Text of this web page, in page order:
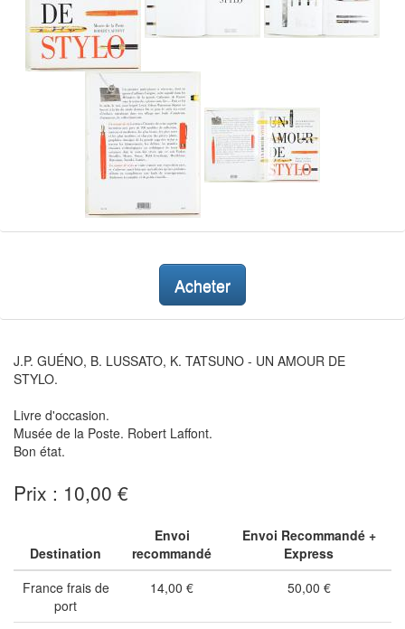
Acheter
J.P. GUÉNO, B. LUSSATO, K. TATSUNO - UN AMOUR DE
STYLO.
Livre d'occasion.
Musée de la Poste. Robert Laffont.
Bon état.
Prix : 10,00 €
Destination
Envoi
recommandé
Envoi Recommandé +
Express
France frais de
port
14,00 € 50,00 €